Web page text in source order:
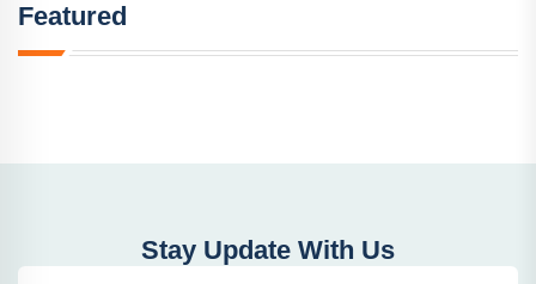
Featured
Stay Update With Us